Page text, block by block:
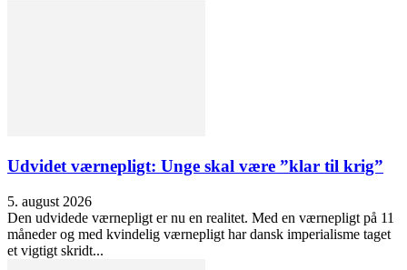
Udvidet værnepligt: Unge skal være ”klar til krig”
5. august 2026
Den udvidede værnepligt er nu en realitet. Med en værnepligt på 11
måneder og med kvindelig værnepligt har dansk imperialisme taget
et vigtigt skridt...